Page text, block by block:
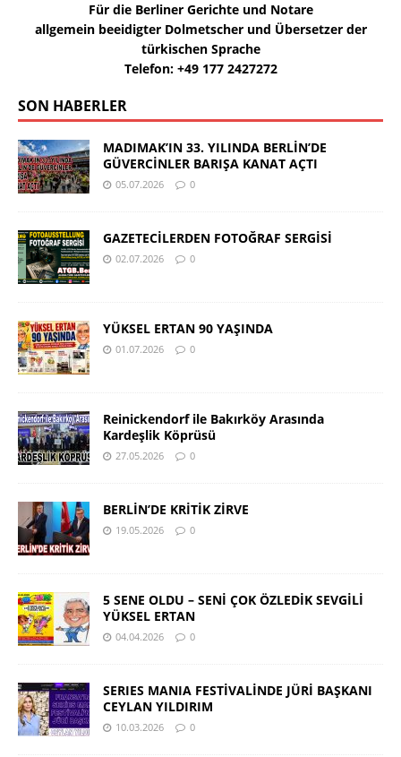
Für die Berliner Gerichte und Notare
allgemein beeidigter Dolmetscher und Übersetzer der
türkischen Sprache
Telefon: +49 177 2427272
SON HABERLER
MADIMAK’IN 33. YILINDA BERLİN’DE
GÜVERCİNLER BARIŞA KANAT AÇTI
05.07.2026 0
GAZETECİLERDEN FOTOĞRAF SERGİSİ
02.07.2026 0
YÜKSEL ERTAN 90 YAŞINDA
01.07.2026 0
Reinickendorf ile Bakırköy Arasında
Kardeşlik Köprüsü
27.05.2026 0
BERLİN’DE KRİTİK ZİRVE
19.05.2026 0
5 SENE OLDU – SENİ ÇOK ÖZLEDİK SEVGİLİ
YÜKSEL ERTAN
04.04.2026 0
SERIES MANIA FESTİVALİNDE JÜRİ BAŞKANI
CEYLAN YILDIRIM
10.03.2026 0